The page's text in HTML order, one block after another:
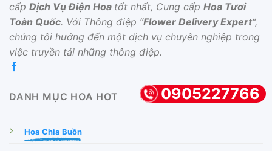
cấp Dịch Vụ Điện Hoa tốt nhất, Cung cấp Hoa Tươi
Toàn Quốc. Với Thông điệp “Flower Delivery Expert“,
chúng tôi hướng đến một dịch vụ chuyên nghiệp trong
việc truyền tải những thông điệp.
DANH MỤC HOA HOT
Hoa Chia Buồn
0905227766